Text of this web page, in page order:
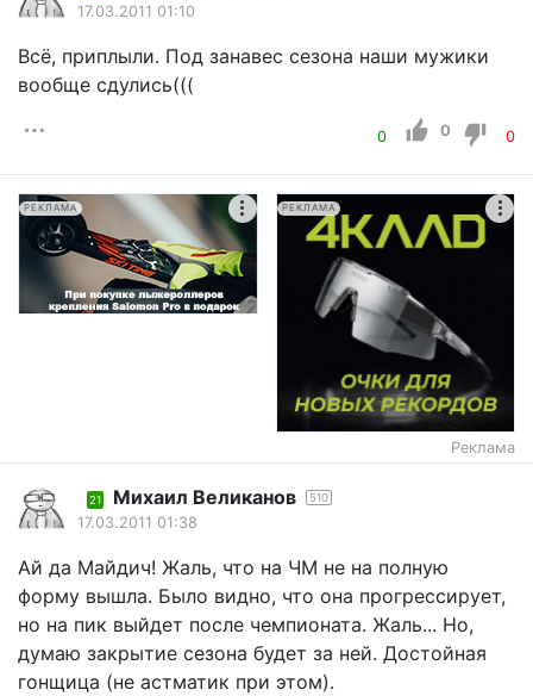
17.03.2011 01:10
Всё, приплыли. Под занавес сезона наши мужики
вообще сдулись(((
0 0 0
РЕКЛАМА РЕКЛАМА
Реклама
21 Михаил Великанов 510
17.03.2011 01:38
Ай да Майдич! Жаль, что на ЧМ не на полную
форму вышла. Было видно, что она прогрессирует,
но на пик выйдет после чемпионата. Жаль... Но,
думаю закрытие сезона будет за ней. Достойная
гонщица (не астматик при этом).